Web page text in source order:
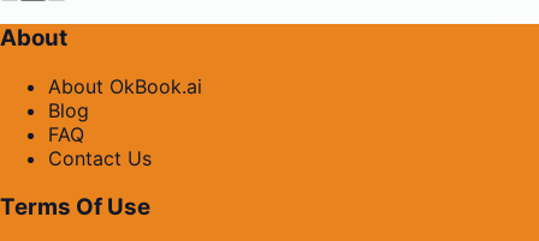
About
About OkBook.ai
Blog
FAQ
Contact Us
Terms Of Use